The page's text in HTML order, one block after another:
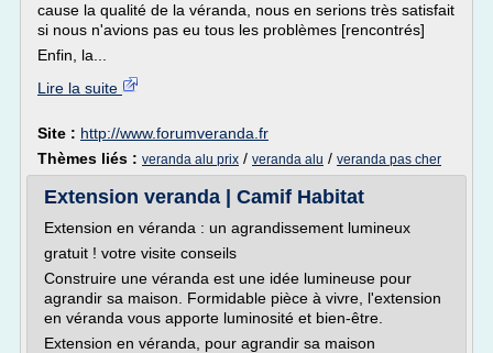
cause la qualité de la véranda, nous en serions très satisfait
si nous n'avions pas eu tous les problèmes [rencontrés]
Enfin, la...
Lire la suite
Site : http://www.forumveranda.fr
Thèmes liés : veranda alu prix / veranda alu / veranda pas cher
Extension veranda | Camif Habitat
Extension en véranda : un agrandissement lumineux
gratuit ! votre visite conseils
Construire une véranda est une idée lumineuse pour
agrandir sa maison. Formidable pièce à vivre, l'extension
en véranda vous apporte luminosité et bien-être.
Extension en véranda, pour agrandir sa maison